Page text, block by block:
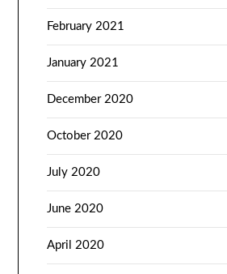
February 2021
January 2021
December 2020
October 2020
July 2020
June 2020
April 2020